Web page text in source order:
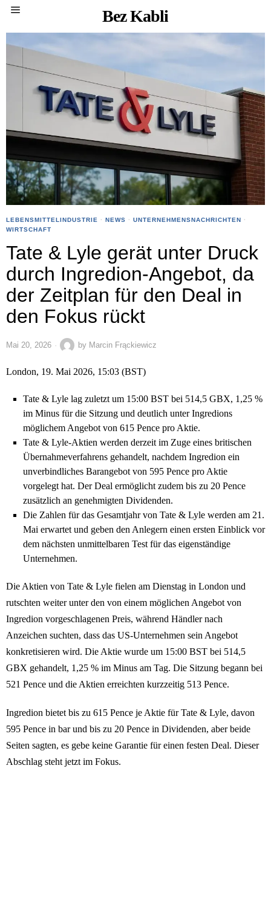
Bez Kabli
LEBENSMITTELINDUSTRIE · NEWS · UNTERNEHMENSNACHRICHTEN ·
WIRTSCHAFT
Tate & Lyle gerät unter Druck
durch Ingredion-Angebot, da
der Zeitplan für den Deal in
den Fokus rückt
Mai 20, 2026 by Marcin Frąckiewicz
London, 19. Mai 2026, 15:03 (BST)
Tate & Lyle lag zuletzt um 15:00 BST bei 514,5 GBX, 1,25 %
im Minus für die Sitzung und deutlich unter Ingredions
möglichem Angebot von 615 Pence pro Aktie.
Tate & Lyle-Aktien werden derzeit im Zuge eines britischen
Übernahmeverfahrens gehandelt, nachdem Ingredion ein
unverbindliches Barangebot von 595 Pence pro Aktie
vorgelegt hat. Der Deal ermöglicht zudem bis zu 20 Pence
zusätzlich an genehmigten Dividenden.
Die Zahlen für das Gesamtjahr von Tate & Lyle werden am 21.
Mai erwartet und geben den Anlegern einen ersten Einblick vor
dem nächsten unmittelbaren Test für das eigenständige
Unternehmen.
Die Aktien von Tate & Lyle fielen am Dienstag in London und
rutschten weiter unter den von einem möglichen Angebot von
Ingredion vorgeschlagenen Preis, während Händler nach
Anzeichen suchten, dass das US-Unternehmen sein Angebot
konkretisieren wird. Die Aktie wurde um 15:00 BST bei 514,5
GBX gehandelt, 1,25 % im Minus am Tag. Die Sitzung begann bei
521 Pence und die Aktien erreichten kurzzeitig 513 Pence.
Ingredion bietet bis zu 615 Pence je Aktie für Tate & Lyle, davon
595 Pence in bar und bis zu 20 Pence in Dividenden, aber beide
Seiten sagten, es gebe keine Garantie für einen festen Deal. Dieser
Abschlag steht jetzt im Fokus.